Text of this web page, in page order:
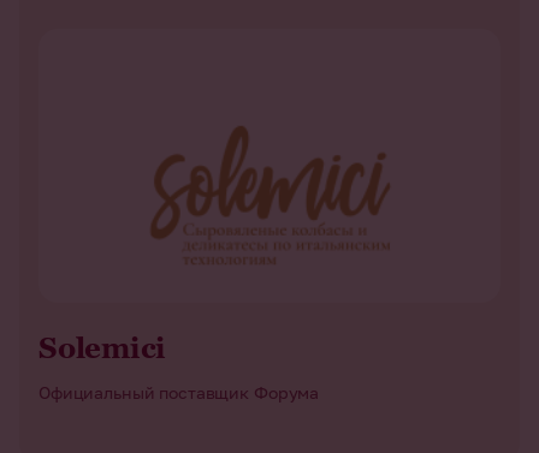
Solemici
Официальный поставщик Форума